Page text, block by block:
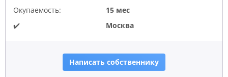
Окупаемость:
15 мес
✔️
Москва
Написать собственнику